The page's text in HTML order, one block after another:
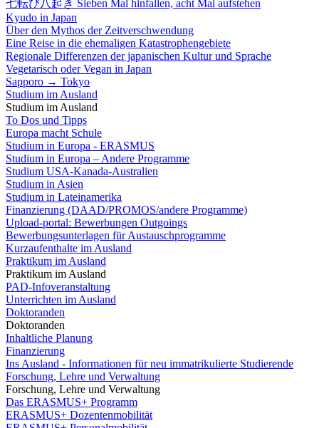
七転び八起き Sieben Mal hinfallen, acht Mal aufstehen
Kyudo in Japan
Über den Mythos der Zeitverschwendung
Eine Reise in die ehemaligen Katastrophengebiete
Regionale Differenzen der japanischen Kultur und Sprache
Vegetarisch oder Vegan in Japan
Sapporo → Tokyo
Studium im Ausland
Studium im Ausland
To Dos und Tipps
Europa macht Schule
Studium in Europa - ERASMUS
Studium in Europa – Andere Programme
Studium USA-Kanada-Australien
Studium in Asien
Studium in Lateinamerika
Finanzierung (DAAD/PROMOS/andere Programme)
Upload-portal: Bewerbungen Outgoings
Bewerbungsunterlagen für Austauschprogramme
Kurzaufenthalte im Ausland
Praktikum im Ausland
Praktikum im Ausland
PAD-Infoveranstaltung
Unterrichten im Ausland
Doktoranden
Doktoranden
Inhaltliche Planung
Finanzierung
Ins Ausland - Informationen für neu immatrikulierte Studierende
Forschung, Lehre und Verwaltung
Forschung, Lehre und Verwaltung
Das ERASMUS+ Programm
ERASMUS+ Dozentenmobilität